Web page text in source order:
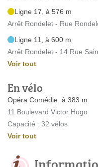
Ligne 17, à 576 m
Arrêt Rondelet - Rue
Ligne 11, à 600 m
Arrêt Rondelet - 14 Rue
Voir tout
En vélo
Opéra Comédie, à 383 m
11 Boulevard Victor Hugo
Capacité : 32 vélos
Voir tout